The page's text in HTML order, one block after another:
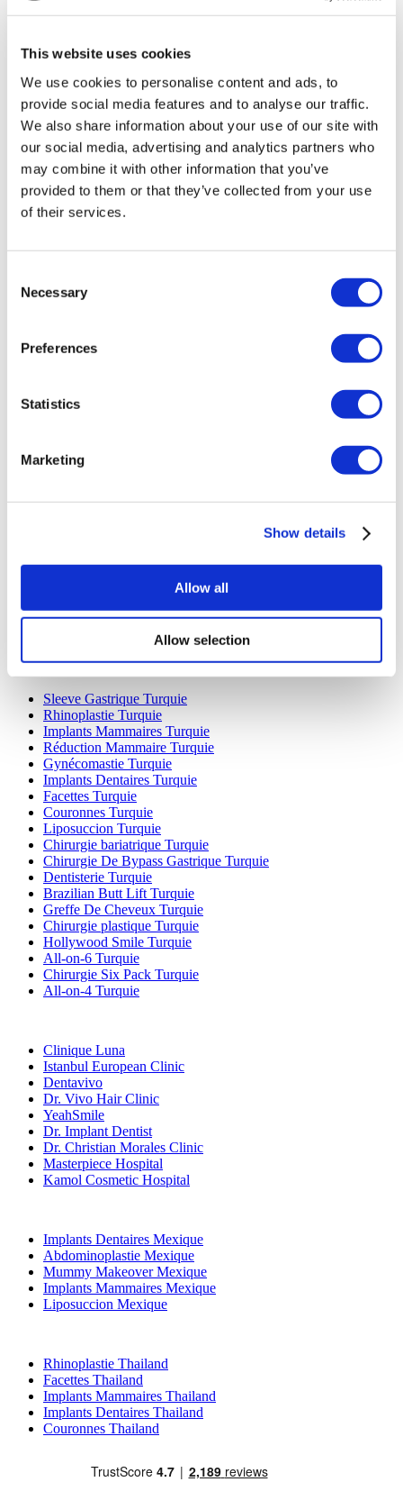
This website uses cookies
We use cookies to personalise content and ads, to
provide social media features and to analyse our traffic.
We also share information about your use of our site with
our social media, advertising and analytics partners who
may combine it with other information that you’ve
provided to them or that they’ve collected from your use
of their services.
Selection
Necessary
Preferences
Statistics
Marketing
Show details
Allow all
Allow selection
TÜRSAB – Les transactions sur flymedi.com sont gérées par
12276).
santé certifié en tourisme de santé.
Comment Ça Marche
Guide Pré-Op
Auteurs & évaluateurs
Flymedi Programme de Parrainage
Plans De Paiement
FAQ
Termes et conditions
Ajoutez votre clinique
Thailand Cliniques
Hungary Cliniques
Colombia Cliniques
Sleeve Gastrique Turquie
Rhinoplastie Turquie
Implants Mammaires Turquie
Réduction Mammaire Turquie
Gynécomastie Turquie
Implants Dentaires Turquie
Facettes Turquie
Couronnes Turquie
Liposuccion Turquie
Chirurgie bariatrique Turquie
Chirurgie De Bypass Gastrique Turquie
Dentisterie Turquie
Brazilian Butt Lift Turquie
Greffe De Cheveux Turquie
Chirurgie plastique Turquie
Hollywood Smile Turquie
All-on-6 Turquie
Chirurgie Six Pack Turquie
All-on-4 Turquie
Clinique Luna
Istanbul European Clinic
Dentavivo
Dr. Vivo Hair Clinic
YeahSmile
Dr. Implant Dentist
Dr. Christian Morales Clinic
Masterpiece Hospital
Kamol Cosmetic Hospital
Implants Dentaires Mexique
Abdominoplastie Mexique
Mummy Makeover Mexique
Implants Mammaires Mexique
Liposuccion Mexique
Rhinoplastie Thailand
Facettes Thailand
Implants Mammaires Thailand
Implants Dentaires Thailand
Couronnes Thailand